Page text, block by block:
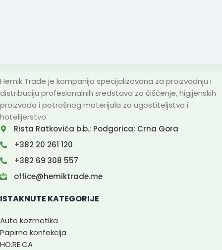
Hemik Trade je kompanija specijalizovana za proizvodnju i
distribuciju profesionalnih sredstava za čišćenje, higijenskih
proizvoda i potrošnog materijala za ugostiteljstvo i
hotelijerstvo.
Rista Ratkovića b.b.; Podgorica; Crna Gora
+382 20 261 120
+382 69 308 557
office@hemiktrade.me
ISTAKNUTE KATEGORIJE
Auto kozmetika
Papirna konfekcija
HO.RE.CA